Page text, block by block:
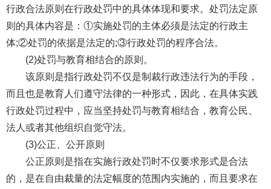
行政合法原则在行政处罚中的具体体现和要求。处罚法定原
则的具体内容是：①实施处罚的主体必须是法定的行政主
体;②处罚的依据是法定的;③行政处罚的程序合法。
(2)处罚与教育相结合的原则。
该原则是指行政处罚不仅是制裁行政违法行为的手段，
而且也是教育人们遵守法律的一种形式，因此，在具体实践
行政处罚过程中，应当坚持处罚与教育相结合，教育公民、
法人或者其他组织自觉守法。
(3)公正、公开原则
公正原则是指在实施行政处罚时不仅要求形式是合法
的，是在自由裁量的法定幅度的范围内实施的，而且要求在